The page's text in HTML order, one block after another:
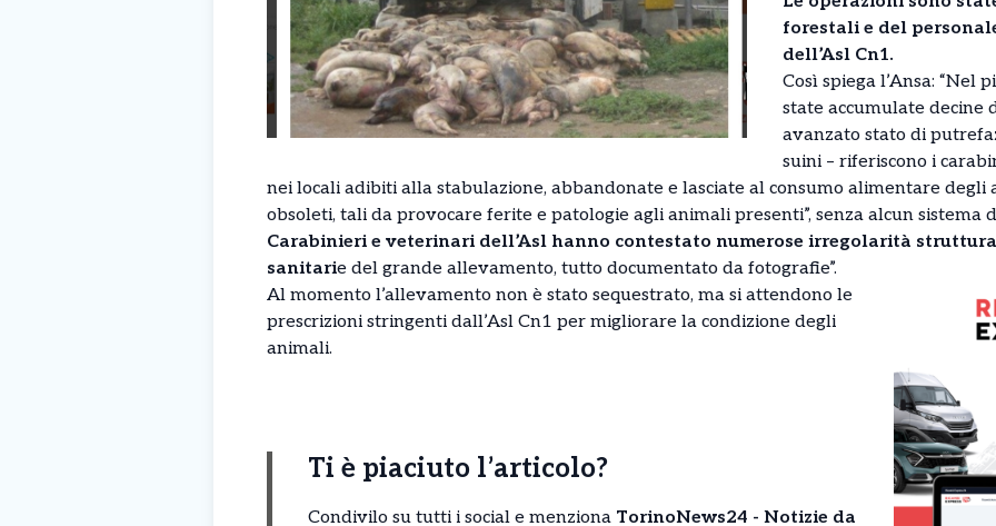
forestali e del
dell’Asl Cn1.
Così spiega l’Ansa: “Nel
state accumulate decine
avanzato stato di
suini – riferiscono i
nei locali adibiti alla stabulazione, abbandonate e lasciate al consumo alimentare
obsoleti, tali da provocare ferite e patologie agli animali presenti”, senza alcun sistema
Carabinieri e veterinari dell’Asl hanno contestato numerose irregolarità
sanitarie del grande allevamento, tutto documentato da fotografie”.
Al momento l’allevamento non è stato sequestrato, ma si attendono le
prescrizioni stringenti dall’Asl Cn1 per migliorare la condizione degli
animali.
Ti è piaciuto l’articolo?
Condivilo su tutti i social e menziona TorinoNews24 - Notizie da